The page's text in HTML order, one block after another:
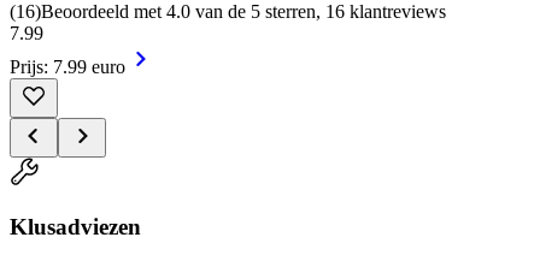
(16)Beoordeeld met 4.0 van de 5 sterren, 16 klantreviews
7.99
Prijs: 7.99 euro
Klusadviezen